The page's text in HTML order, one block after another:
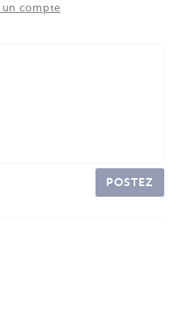
un compte
POSTEZ